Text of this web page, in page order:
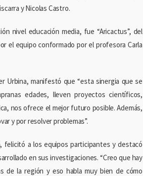
y Nicolas Castro.
nivel educación media, fue “Aricactus”, del
el equipo conformado por el profesora Carla
Urbina, manifestó que “esta sinergia que se
edades, lleven proyectos científicos,
nos ofrece el mejor futuro posible. Además,
y por resolver problemas”.
a los equipos participantes y destacó
en sus investigaciones. “Creo que hay
de la región y eso habla muy bien de cómo